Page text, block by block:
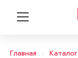
Главная Каталог